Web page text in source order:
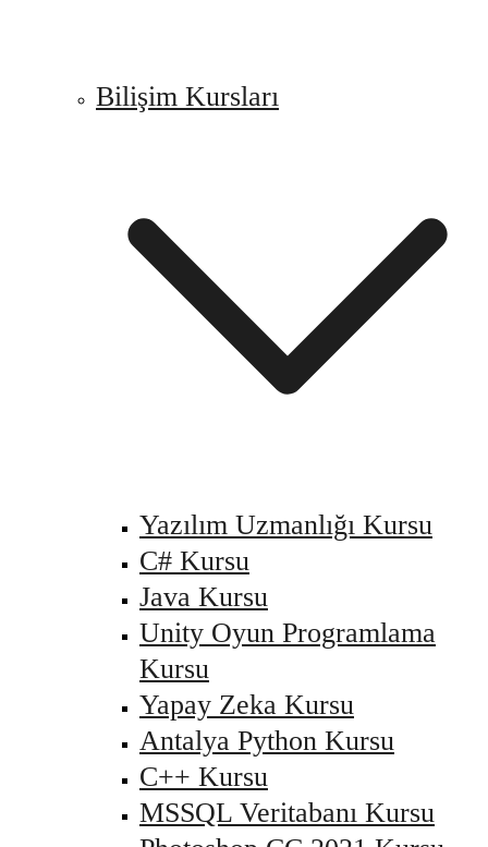
Bilişim Kursları
Yazılım Uzmanlığı Kursu
C# Kursu
Java Kursu
Unity Oyun Programlama
Kursu
Yapay Zeka Kursu
Antalya Python Kursu
C++ Kursu
MSSQL Veritabanı Kursu